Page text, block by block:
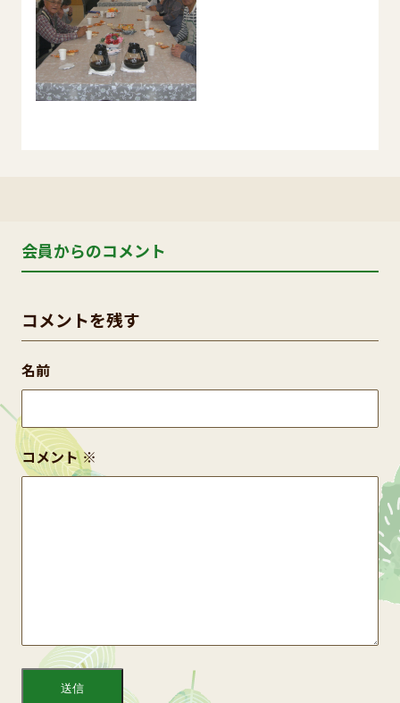
会員からのコメント
コメントを残す
コメント※
名前